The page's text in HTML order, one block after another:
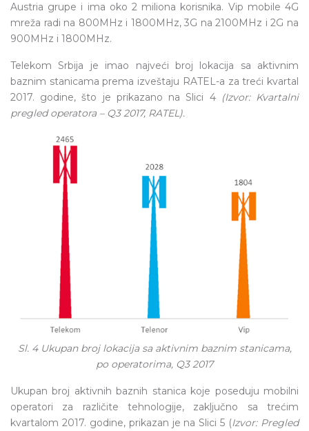
Austria grupe i ima oko 2 miliona korisnika. Vip mobile 4G
mreža radi na 800MHz i 1800MHz, 3G na 2100MHz i 2G na
900MHz i 1800MHz.
Telekom Srbija je imao najveći broj lokacija sa aktivnim
baznim stanicama prema izveštaju RATEL-a za treći kvartal
2017. godine, što je prikazano na Slici 4 (Izvor: Kvartalni
pregled operatora – Q3 2017, RATEL).
Sl. 4 Ukupan broj lokacija sa aktivnim baznim stanicama,
po operatorima, Q3 2017
Ukupan broj aktivnih baznih stanica koje poseduju mobilni
operatori za različite tehnologije, zaključno sa trećim
kvartalom 2017. godine, prikazan je na Slici 5 (Izvor: Pregled